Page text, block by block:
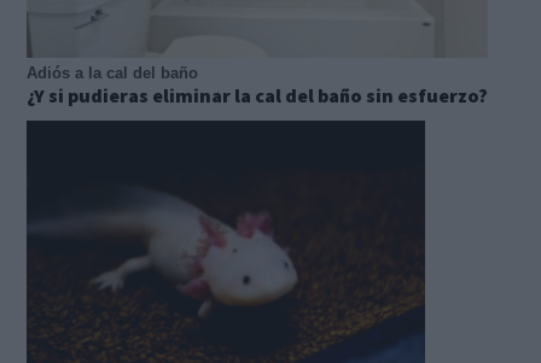
Adiós a la cal del baño
¿Y si pudieras eliminar la cal del baño sin esfuerzo?